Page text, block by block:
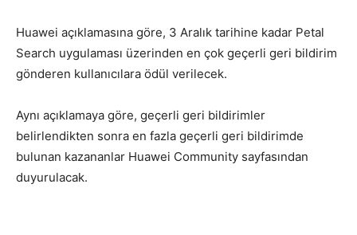
Huawei açıklamasına göre, 3 Aralık tarihine kadar Petal
Search uygulaması üzerinden en çok geçerli geri bildirim
gönderen kullanıcılara ödül verilecek.
Aynı açıklamaya göre, geçerli geri bildirimler
belirlendikten sonra en fazla geçerli geri bildirimde
bulunan kazananlar Huawei Community sayfasından
duyurulacak.